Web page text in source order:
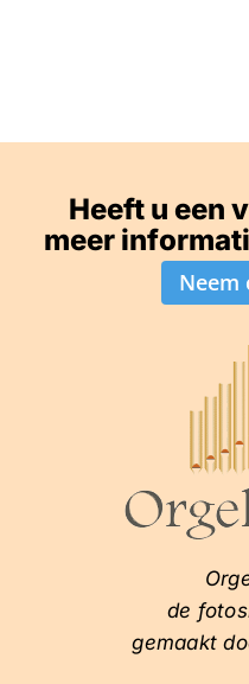
Heeft u een
meer
Neem
de
gemaakt